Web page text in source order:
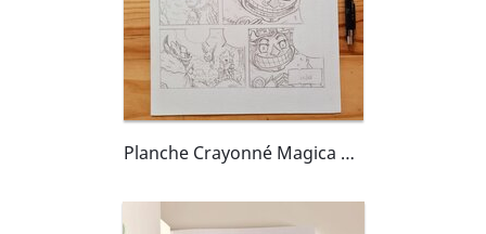
Planche Crayonné Magica Tenebrae